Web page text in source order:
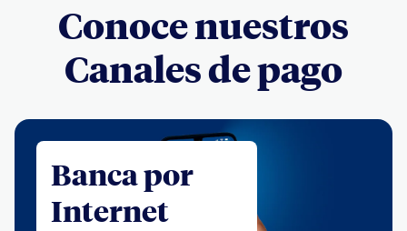
Conoce nuestros
Canales de pago
Banca por
Internet